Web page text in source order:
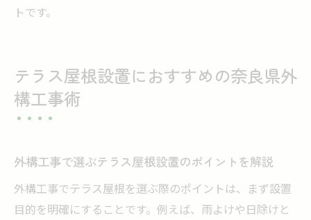
トです。
テラス屋根設置におすすめの奈良県外
構工事術
外構工事で選ぶテラス屋根設置のポイントを解説
外構工事でテラス屋根を選ぶ際のポイントは、まず設置
目的を明確にすることです。例えば、雨よけや日除けと